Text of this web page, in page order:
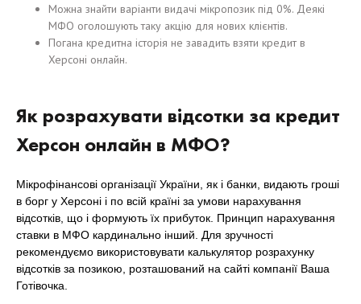
Можна знайти варіанти видачі мікропозик під 0%. Деякі
МФО оголошують таку акцію для нових клієнтів.
Погана кредитна історія не завадить взяти кредит в
Херсоні онлайн.
Як розрахувати відсотки за кредит
Херсон онлайн в МФО?
Мікрофінансові організації України, як і банки, видають гроші
в борг у Херсоні і по всій країні за умови нарахування
відсотків, що і формують їх прибуток. Принцип нарахування
ставки в МФО кардинально інший. Для зручності
рекомендуємо використовувати калькулятор розрахунку
відсотків за позикою, розташований на сайті компанії Ваша
Готівочка.